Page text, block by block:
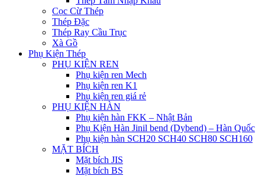
Cọc Cừ Thép
Thép Đặc
Thép Ray Cầu Trục
Xà Gồ
Phụ Kiện Thép
PHỤ KIỆN REN
Phụ kiện ren Mech
Phụ kiện ren K1
Phụ kiện ren giá rẻ
PHỤ KIỆN HÀN
Phụ kiện hàn FKK – Nhật Bản
Phụ Kiện Hàn Jinil bend (Dybend) – Hàn Quốc
Phụ kiện hàn SCH20 SCH40 SCH80 SCH160
MẶT BÍCH
Mặt bích JIS
Mặt bích BS